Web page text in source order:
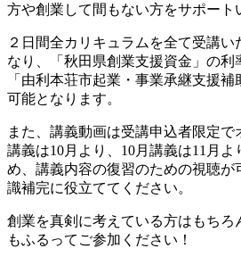
方や創業して間もない方をサポート
２日間全カリキュラムを全て受講い
なり、「秋田県創業支援資金」の利
「由利本荘市起業・事業承継支援
可能となります。
また、講義動画は受講申込者限定で
講義は10月より、10月講義は11月
め、講義内容の復習のための視聴が
識補完に役立ててください。
創業を真剣に考えている方はもちろ
もふるってご参加ください！